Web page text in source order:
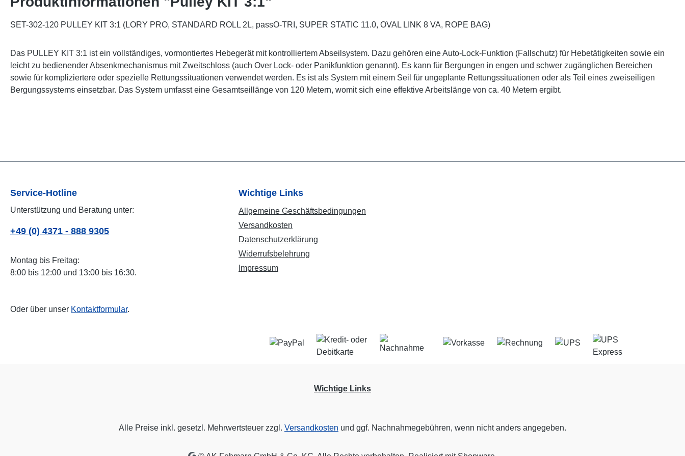
SET-302-120 PULLEY KIT 3:1 (LORY PRO, STANDARD ROLL 2L, passO-TRI, SUPER STATIC 11.0, OVAL LINK 8 VA, ROPE BAG)
Das PULLEY KIT 3:1 ist ein vollständiges, vormontiertes Hebegerät mit kontrolliertem Abseilsystem. Dazu gehören eine Auto-Lock-Funktion (Fallschutz) für Hebetätigkeiten sowie ein
leicht zu bedienender Absenkmechanismus mit Zweitschloss (auch Over Lock- oder Panikfunktion genannt). Es kann für Bergungen in engen und schwer zugänglichen Bereichen
sowie für kompliziertere oder spezielle Rettungssituationen verwendet werden. Es ist als System mit einem Seil für ungeplante Rettungssituationen oder als Teil eines zweiseiligen
Bergungssystems einsetzbar. Das System umfasst eine Gesamtseillänge von 120 Metern, womit sich eine effektive Arbeitslänge von ca. 40 Metern ergibt.
Service-Hotline
Unterstützung und Beratung unter:
+49 (0) 4371 - 888 9305
Montag bis Freitag:
8:00 bis 12:00 und 13:00 bis 16:30.
Oder über unser Kontaktformular.
Wichtige Links
Allgemeine Geschäftsbedingungen
Versandkosten
Datenschutzerklärung
Widerrufsbelehrung
Impressum
Wichtige Links
Alle Preise inkl. gesetzl. Mehrwertsteuer zzgl. Versandkosten und ggf. Nachnahmegebühren, wenn nicht anders angegeben.